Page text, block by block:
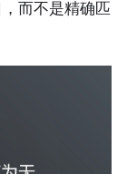
而不是精确匹